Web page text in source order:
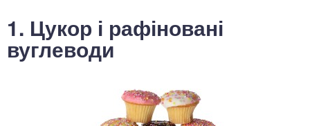
1. Цукор і рафіновані
вуглеводи